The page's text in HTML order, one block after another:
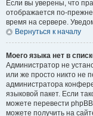
Если вы уверены, что
отображается по-
время на сервере.
Вернуться к началу
Моего языка нет в
Администратор не
или же просто никто не
администратора
языковой пакет. Если
можете перевести
можете получить на